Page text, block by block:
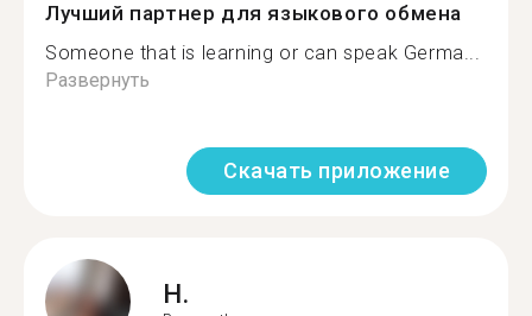
Лучший партнер для языкового обмена
Someone that is learning or can speak Germa...
Развернуть
Скачать приложение
H.